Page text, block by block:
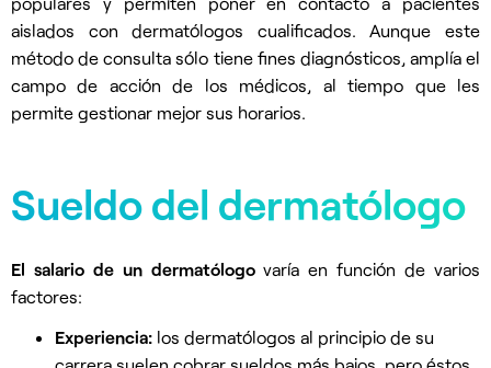
aislados con dermatólogos cualificados. Aunque este
método de consulta sólo tiene fines diagnósticos, amplía el
campo de acción de los médicos, al tiempo que les
permite gestionar mejor sus horarios.
Sueldo del dermatólogo
El salario de un dermatólogovaría en función de varios
factores:
Experiencia: los dermatólogos al principio de su
carrera suelen cobrar sueldos más bajos, pero éstos